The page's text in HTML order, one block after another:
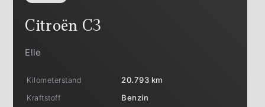
Citroën C3
Elle
Kilometerstand
20.793 km
Kraftstoff
Benzin